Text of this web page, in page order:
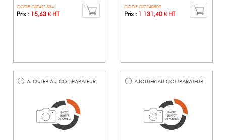
CODE CST491534
Prix : 15,63 € HT
CODE CST240509
Prix : 1 131,40 € HT
AJOUTER AU COMPARATEUR AJOUTER AU COMPARATEUR